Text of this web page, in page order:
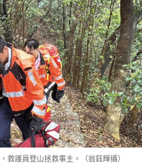
救護員登山拯救事主。（翁鈺輝攝）